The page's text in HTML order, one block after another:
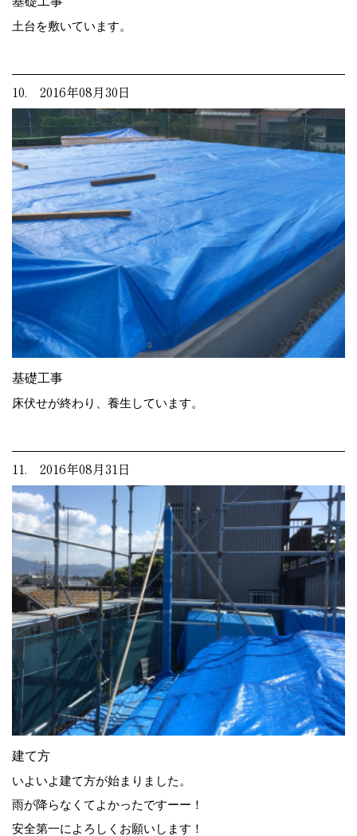
土台を敷いています。
10. 2016年08月30日
基礎工事
床伏せが終わり、養生しています。
11. 2016年08月31日
建て方
いよいよ建て方が始まりました。
雨が降らなくてよかったですーー！
安全第一によろしくお願いします！